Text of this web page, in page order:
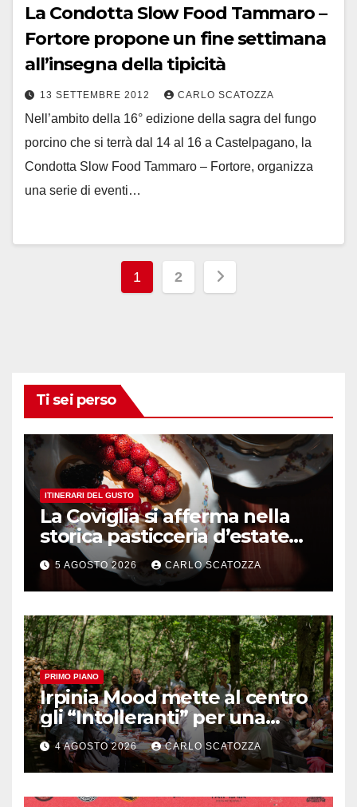
La Condotta Slow Food Tammaro –
Fortore propone un fine settimana
all’insegna della tipicità
13 SETTEMBRE 2012 CARLO SCATOZZA
Nell’ambito della 16° edizione della sagra del fungo
porcino che si terrà dal 14 al 16 a Castelpagano, la
Condotta Slow Food Tammaro – Fortore, organizza
una serie di eventi…
Paginazione
1 2
Ti sei perso
ITINERARI DEL GUSTO
La Coviglia si afferma nella
storica pasticceria d’estate
ma il top rimane la
sfogliatella, in diretta da
Pintauro
5 AGOSTO 2026 CARLO SCATOZZA
PRIMO PIANO
Irpinia Mood mette al centro
gli “Intolleranti” per una
rivoluzione sostenibile del
cibo
4 AGOSTO 2026 CARLO SCATOZZA